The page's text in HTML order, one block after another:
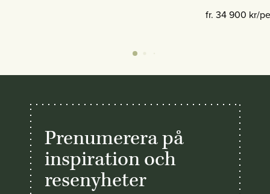
fr. 34 900 kr/
Prenumerera på
inspiration och
resenyheter